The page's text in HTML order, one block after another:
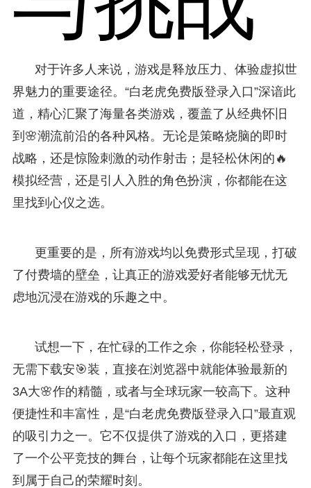
对于许多人来说，游戏是释放压力、体验虚拟世
界魅力的重要途径。“白老虎免费版登录入口”深谙此
道，精心汇聚了海量各类游戏，覆盖了从经典怀旧
到🌸潮流前沿的各种风格。无论是策略烧脑的即时
战略，还是惊险刺激的动作射击；是轻松休闲的🔥
模拟经营，还是引人入胜的角色扮演，你都能在这
里找到心仪之选。
更重要的是，所有游戏均以免费形式呈现，打破
了付费墙的壁垒，让真正的游戏爱好者能够无忧无
虑地沉浸在游戏的乐趣之中。
试想一下，在忙碌的工作之余，你能轻松登录，
无需下载安🎯装，直接在浏览器中就能体验最新的
3A大🌸作的精髓，或者与全球玩家一较高下。这种
便捷性和丰富性，是“白老虎免费版登录入口”最直观
的吸引力之一。它不仅提供了游戏的入口，更搭建
了一个公平竞技的舞台，让每个玩家都能在这里找
到属于自己的荣耀时刻。